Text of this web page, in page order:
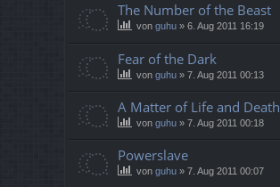
The Number of the Beast
von guhu » 6. Aug 2011 16:19
Fear of the Dark
von guhu » 7. Aug 2011 00:13
A Matter of Life and Death
von guhu » 7. Aug 2011 00:18
Powerslave
von guhu » 7. Aug 2011 00:07